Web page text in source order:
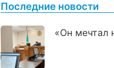
Последние новости
«Он мечтал